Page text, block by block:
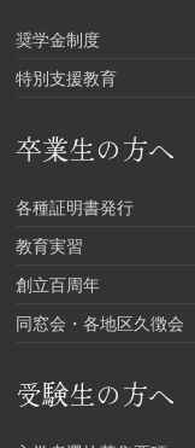
奨学金制度
特別支援教育
卒業生の方へ
各種証明書発行
教育実習
創立百周年
同窓会・各地区久徴会
受験生の方へ